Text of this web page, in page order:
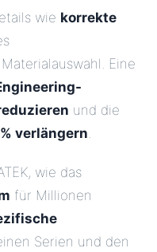
wie korrekte
Eine
und die
verlängern.
wie das
für Millionen
Serien und den